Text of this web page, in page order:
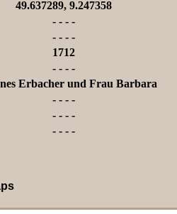
49.637289, 9.247358
- - - -
- - - -
1712
- - - -
Erbacher und Frau Barbara
- - - -
- - - -
- - - -